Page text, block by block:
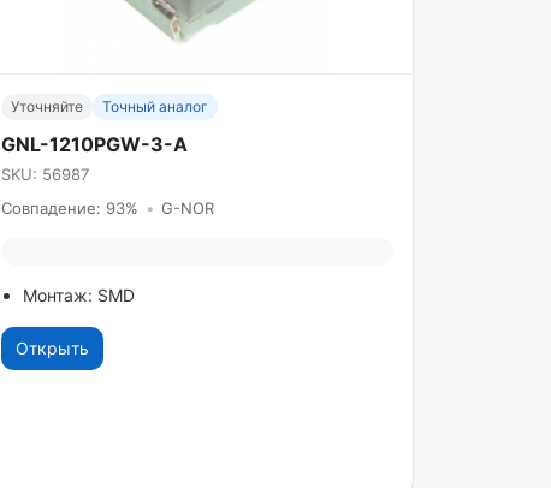
Уточняйте Точный аналог
GNL-1210PGW-3-A
SKU: 56987
Совпадение: 93% • G-NOR
Монтаж: SMD
Открыть